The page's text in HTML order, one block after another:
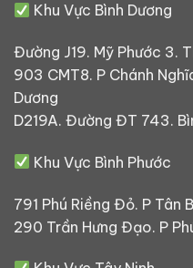
Khu Vực Bình Dương
Đường J19. Mỹ Phước 3.
903 CMT8. P Chánh
Dương
D219A. Đường ĐT 743.
Khu Vực Bình Phước
791 Phú Riềng Đỏ. P Tân
290 Trần Hưng Đạo. P